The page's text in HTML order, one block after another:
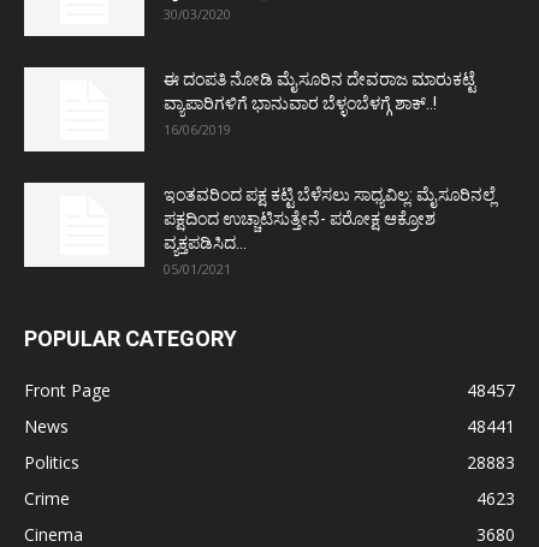
30/03/2020
ಈ ದಂಪತಿ ನೋಡಿ ಮೈಸೂರಿನ ದೇವರಾಜ ಮಾರುಕಟ್ಟೆ
ವ್ಯಾಪಾರಿಗಳಿಗೆ ಭಾನುವಾರ ಬೆಳ್ಳಂಬೆಳಗ್ಗೆ ಶಾಕ್..!
16/06/2019
ಇಂತವರಿಂದ ಪಕ್ಷ ಕಟ್ಟಿ ಬೆಳೆಸಲು ಸಾಧ್ಯವಿಲ್ಲ: ಮೈಸೂರಿನಲ್ಲೆ
ಪಕ್ಷದಿಂದ ಉಚ್ಚಾಟಿಸುತ್ತೇನೆ- ಪರೋಕ್ಷ ಆಕ್ರೋಶ
ವ್ಯಕ್ತಪಡಿಸಿದ...
05/01/2021
POPULAR CATEGORY
Front Page
48457
News
48441
Politics
28883
Crime
4623
Cinema
3680